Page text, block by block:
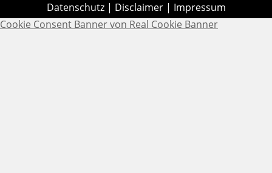
Datenschutz| Disclaimer| Impressum
Cookie Consent Banner von Real Cookie Banner